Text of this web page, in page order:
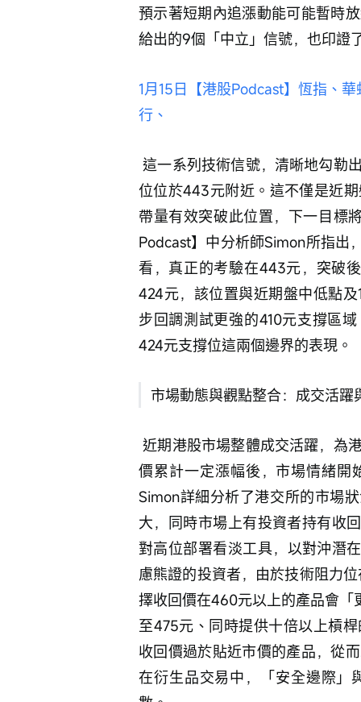
預示著短期內追漲動能可能暫時
給出的9個「中立」信號，也印證
1月15日【港股Podcast】恆指、
行、
這一系列技術信號，清晰地勾勒出當前市場的核心博弈區間。上方，首個關鍵阻力
位位於443元附近。這不僅是近
帶量有效突破此位置，下一目標
Podcast】中分析師Simon所指出
看，真正的考驗在443元，突破
424元，該位置與近期盤中低點
步回調測試更強的410元支撐區
424元支撐位這兩個邊界的表現。
市場動態與觀點整合：成交活躍
近期港股市場整體成交活躍，為港交所的業績基本面提供了短期支撐。然而，在股
價累計一定漲幅後，市場情緒開
Simon詳細分析了港交所的市場
大，同時市場上有投資者持有收
對高位部署看淡工具，以對沖潛
慮熊證的投資者，由於技術阻力
擇收回價在460元以上的產品會
至475元、同時提供十倍以上槓
收回價過於貼近市價的產品，從
在衍生品交易中，「安全邊際」